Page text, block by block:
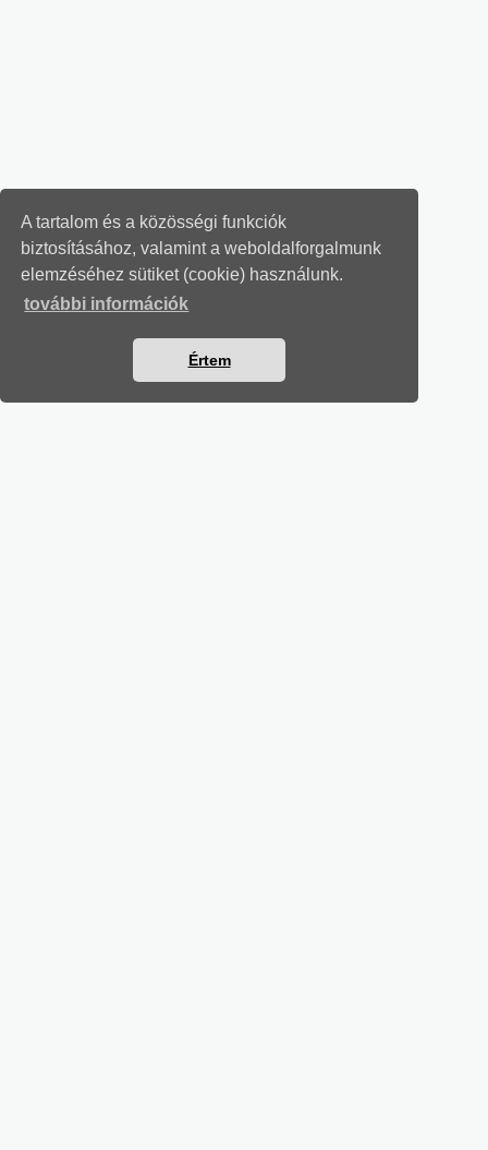
A tartalom és a közösségi funkciók
biztosításához, valamint a weboldalforgalmunk
elemzéséhez sütiket (cookie) használunk.
további információk
Értem